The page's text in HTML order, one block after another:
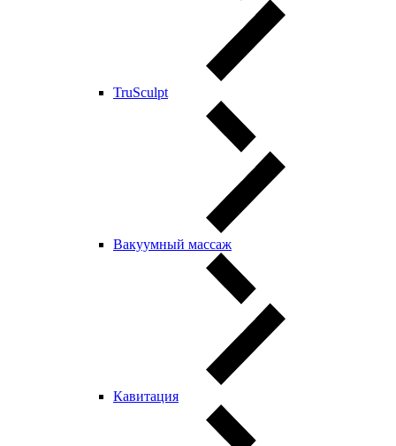
TruSculpt
Вакуумный массаж
Кавитация